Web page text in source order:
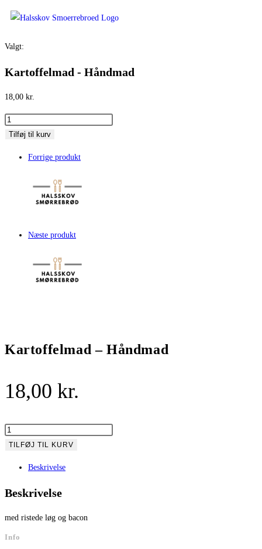
Valgt:
Kartoffelmad - Håndmad
18,00 kr.
Tilføj til kurv
Forrige produkt
Næste produkt
Kartoffelmad – Håndmad
18,00 kr.
TILFØJ TIL KURV
Beskrivelse
Beskrivelse
med ristede løg og bacon
Info